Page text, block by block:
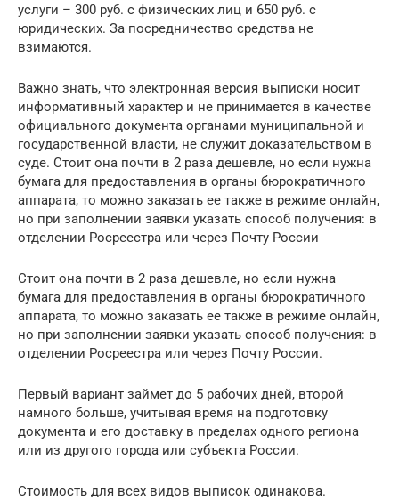
услуги – 300 руб. с физических лиц и 650 руб. с
юридических. За посредничество средства не
взимаются.
Важно знать, что электронная версия выписки носит
информативный характер и не принимается в качестве
официального документа органами муниципальной и
государственной власти, не служит доказательством в
суде. Стоит она почти в 2 раза дешевле, но если нужна
бумага для предоставления в органы бюрократичного
аппарата, то можно заказать ее также в режиме онлайн,
но при заполнении заявки указать способ получения: в
отделении Росреестра или через Почту России
Стоит она почти в 2 раза дешевле, но если нужна
бумага для предоставления в органы бюрократичного
аппарата, то можно заказать ее также в режиме онлайн,
но при заполнении заявки указать способ получения: в
отделении Росреестра или через Почту России.
Первый вариант займет до 5 рабочих дней, второй
намного больше, учитывая время на подготовку
документа и его доставку в пределах одного региона
или из другого города или субъекта России.
Стоимость для всех видов выписок одинакова.